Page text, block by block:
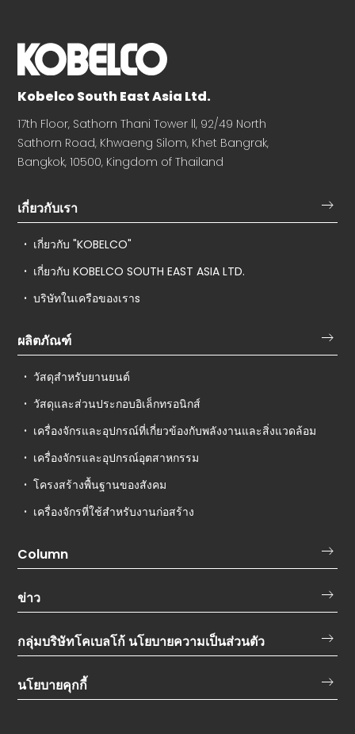
Kobelco South East Asia Ltd.
17th Floor, Sathorn Thani Tower ll, 92/49 North
Sathorn Road, Khwaeng Silom, Khet Bangrak,
Bangkok, 10500, Kingdom of Thailand
เกี่ยวกับเรา
เกี่ยวกับ "KOBELCO"
เกี่ยวกับ KOBELCO SOUTH EAST ASIA LTD.
บริษัทในเครือของเราs
ผลิตภัณฑ์
วัสดุสำหรับยานยนต์
วัสดุและส่วนประกอบอิเล็กทรอนิกส์
เครื่องจักรและอุปกรณ์ที่เกี่ยวข้องกับพลังงานและสิ่งแวดล้อม
เครื่องจักรและอุปกรณ์อุตสาหกรรม
โครงสร้างพื้นฐานของสังคม
เครื่องจักรที่ใช้สำหรับงานก่อสร้าง
Column
ข่าว
กลุ่มบริษัทโคเบลโก้ นโยบายความเป็นส่วนตัว
นโยบายคุกกี้